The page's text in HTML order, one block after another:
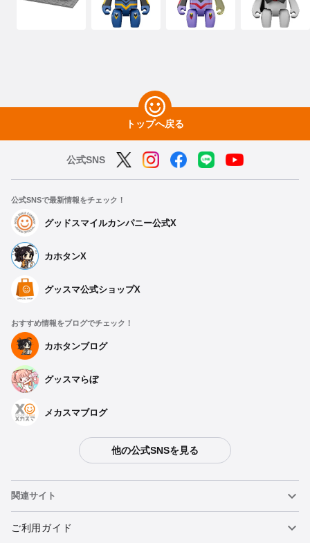
トップへ戻る
公式SNS
公式SNSで最新情報をチェック！
グッドスマイルカンパニー公式X
カホタンX
グッスマ公式ショップX
おすすめ情報をブログでチェック！
カホタンブログ
グッスマらぼ
メカスマブログ
他の公式SNSを見る
関連サイト
ねんどろいど
ご利用ガイド